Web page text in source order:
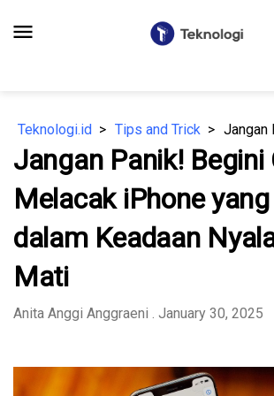
menu
Teknologi.id Tips and Trick
Jangan Panik! Begini
Melacak iPhone
dalam Keadaan
Mati
Anita Anggi Anggraeni . January 30, 2025